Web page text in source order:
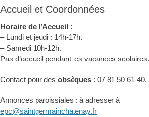
Accueil et Coordonnées
Horaire de l’Accueil :
– Lundi et jeudi : 14h-17h.
– Samedi 10h-12h.
Pas d’accueil pendant les vacances scolaires.
Contact pour des obsèques : 07 81 50 61 40.
Annonces paroissiales : à adresser à
epc@saintgermainchatenay.fr